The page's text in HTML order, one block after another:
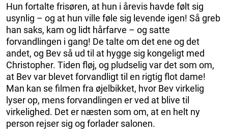
Hun fortalte frisøren, at hun i årevis havde følt sig
usynlig – og at hun ville føle sig levende igen! Så greb
han saks, kam og lidt hårfarve – og satte
forvandlingen i gang! De talte om det ene og det
andet, og Bev så ud til at hygge sig kongeligt med
Christopher. Tiden fløj, og pludselig var det som om,
at Bev var blevet forvandligt til en rigtig flot dame!
Man kan se filmen fra øjelbikket, hvor Bev virkelig
lyser op, mens forvandlingen er ved at blive til
virkelighed. Det er næsten som om, at en helt ny
person rejser sig og forlader salonen.